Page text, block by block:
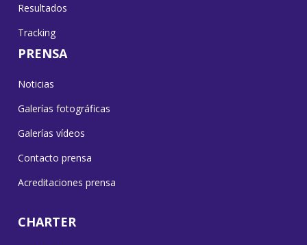
Resultados
Tracking
PRENSA
Noticias
Galerías fotográficas
Galerías vídeos
Contacto prensa
Acreditaciones prensa
CHARTER